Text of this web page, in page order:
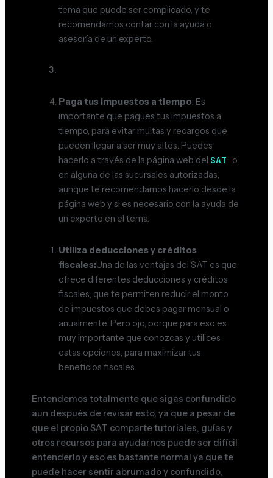
tema que puede ser complicado, y te
recomendamos contar con la ayuda o
asesoría de un experto.
Paga tus impuestos a tiempo: Es
importante que pagues tus impuestos a
tiempo, para evitar multas y recargos que
pueden llegar a ser muy altos. Puedes
hacerlo a través de la página web del SAT o
en alguna de las sucursales autorizadas,
aunque te recomendamos hacerlo desde la
página web y si es necesario con la ayuda de
un experto en el tema.
Utiliza deducciones y créditos
fiscales:Una de las ventajas del SAT es que
ofrece diferentes deducciones y créditos
fiscales, que te permiten reducir el monto
de impuestos que debes pagar mensual o
anualmente. Pero ojo, porque para eso es
muy importante que conozcas y utilices
estas opciones, para maximizar tus
beneficios fiscales.
Entendemos totalmente que sigas confundido
aun después de revisar esto, ya que a pesar de
que el propio SAT comparte tutoriales, guías y
otros recursos para ayudarnos puede ser difícil
entenderlo y eso es bastante normal ya que te
puede hacer sentir abrumado y confundido,